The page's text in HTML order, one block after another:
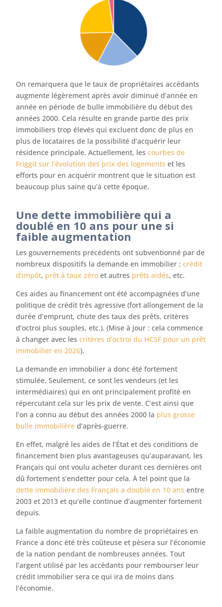
On remarquera que le taux de propriétaires accédants
augmente légèrement après avoir diminué d’année en
année en période de bulle immobilière du début des
années 2000. Cela résulte en grande partie des prix
immobiliers trop élevés qui excluent donc de plus en
plus de locataires de la possibilité d’acquérir leur
résidence principale. Actuellement, lescourbes de
Friggit sur l’évolution des prix des logements et les
efforts pour en acquérir montrent que le situation est
beaucoup plus saine qu’à cette époque.
Une dette immobilière qui a
doublé en 10 ans pour une si
faible augmentation
Les gouvernements précédents ont subventionné par de
nombreux dispositifs la demande en immobilier :crédit
d’impôt, prêt à taux zéro et autres prêts aidés, etc.
Ces aides au financement ont été accompagnées d’une
politique de crédit très agressive (fort allongement de la
durée d’emprunt, chute des taux des prêts, critères
d’octroi plus souples, etc.). (Mise à jour : cela commence
à changer avec lescritères d’octroi du HCSF pour un prêt
immobilier en 2026).
La demande en immobilier a donc été fortement
stimulée. Seulement, ce sont les vendeurs (et les
intermédiaires) qui en ont principalement profité en
répercutant cela sur les prix de vente. C’est ainsi que
l’on a connu au début des années 2000 la plus grosse
bulle immobilière d’après-guerre.
En effet, malgré les aides de l’État et des conditions de
financement bien plus avantageuses qu’auparavant, les
Français qui ont voulu acheter durant ces dernières ont
dû fortement s’endetter pour cela. À tel point que la
dette immobilière des Français a doublé en 10 ans entre
2003 et 2013 et qu’elle continue d’augmenter fortement
depuis.
La faible augmentation du nombre de propriétaires en
France a donc été très coûteuse et pèsera sur l’économie
de la nation pendant de nombreuses années. Tout
l’argent utilisé par les accédants pour rembourser leur
crédit immobilier sera ce qui ira de moins dans
l’économie.